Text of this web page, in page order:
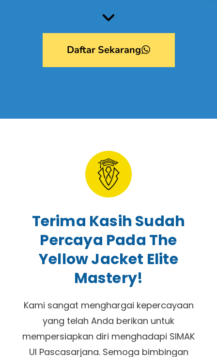
Daftar Sekarang
Terima Kasih Sudah
Percaya Pada The
Yellow Jacket Elite
Mastery!
Kami sangat menghargai kepercayaan
yang telah Anda berikan untuk
mempersiapkan diri menghadapi SIMAK
UI Pascasarjana. Semoga bimbingan